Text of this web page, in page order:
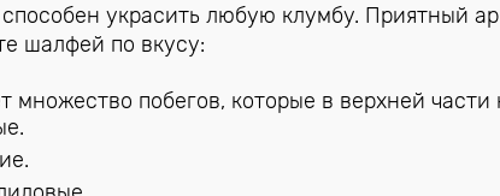
украсить любую клумбу. Приятный
шалфей по вкусу:
множество побегов, которые в верхней части